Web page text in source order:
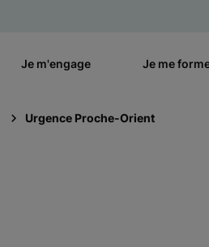
Je m'engage Je me
Urgence Proche-Orient